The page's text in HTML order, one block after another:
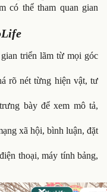
có thể tham quan gian
triển lãm từ mọi góc
rõ nét từng hiện vật, tư
bày để xem mô tả,
xã hội, bình luận, đặt
thoại, máy tính bảng,